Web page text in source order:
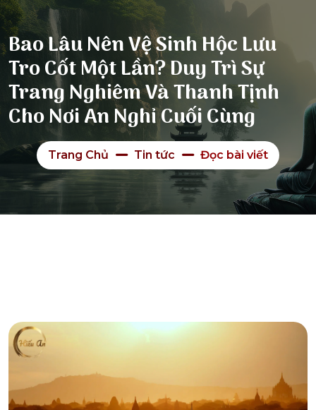
Bao Lâu Nên Vệ Sinh Hộc Lưu
Tro Cốt Một Lần? Duy Trì Sự
Trang Nghiêm Và Thanh Tịnh
Cho Nơi An Nghỉ Cuối Cùng
Trang Chủ Tin tức Đọc bài viết